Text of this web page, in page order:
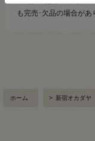
も完売･欠品の場合があ
ホーム > 新宿オカダヤ